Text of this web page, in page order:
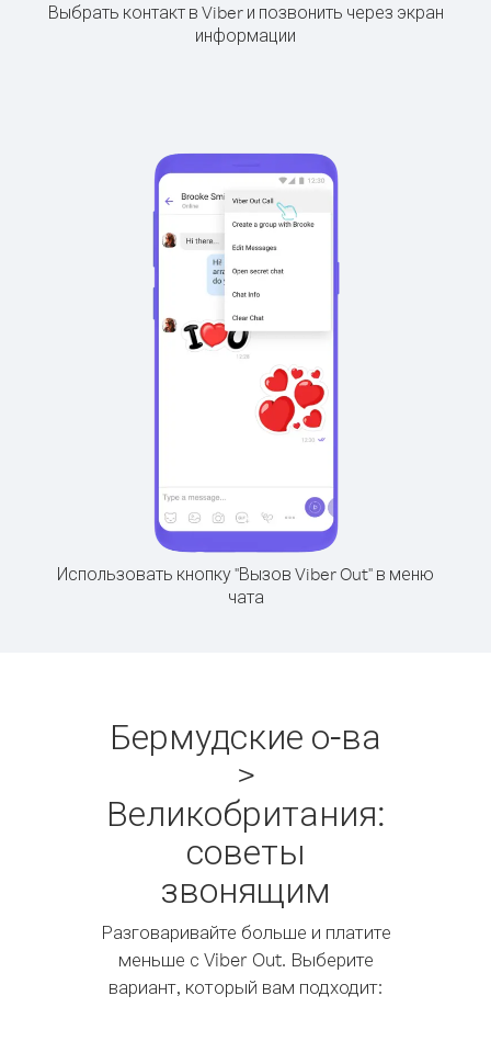
Выбрать контакт в Viber и позвонить через экран
информации
Использовать кнопку "Вызов Viber Out" в меню
чата
Бермудские о-ва
>
Великобритания:
советы
звонящим
Разговаривайте больше и платите
меньше с Viber Out. Выберите
вариант, который вам подходит: